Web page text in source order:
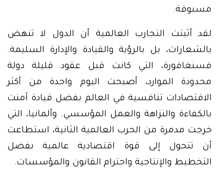
مسبوقة.
لقد أثبتت التجارب العالمية أن الدول لا تنهض
بالشعارات، بل بالرؤية والقيادة والإدارة السليمة.
فسنغافورة، التي كانت قبل عقود قليلة دولة
محدودة الموارد، أصبحت اليوم واحدة من أكثر
الاقتصادات تنافسية في العالم بفضل قيادة آمنت
بالكفاءة والنزاهة والعمل المؤسسي. وألمانيا، التي
خرجت مدمرة من الحرب العالمية الثانية، استطاعت
أن تتحول إلى قوة اقتصادية عالمية بفضل
التخطيط والإنتاجية واحترام القانون والمؤسسات.